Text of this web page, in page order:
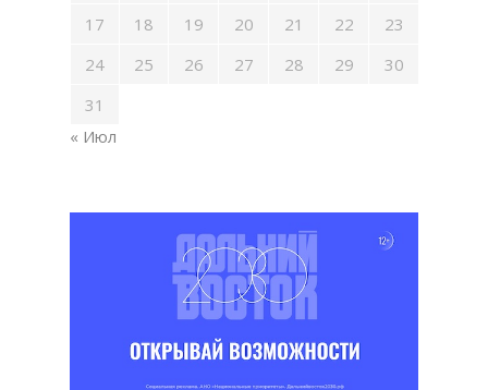
17
18 19 20 21 22
23
24
25 26 27 28 29
30
31
« Июл